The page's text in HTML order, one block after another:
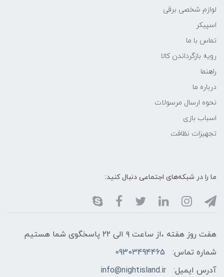
لوازم شخصی برقی
اسپیکر
تماس با ما
رویه بازگرداندن کالا
راهنما
درباره ما
نحوه ارسال مرسولات
اسباب بازی
تجهیزات نظافت
ما را در شبکه‌های اجتماعی دنبال کنید:
هفت روز هفته ،از ساعت ۹ الی ۲۲ پاسخگوی شما هستیم
شماره تماس:
09303494465
آدرس ایمیل:
info@nightisland.ir